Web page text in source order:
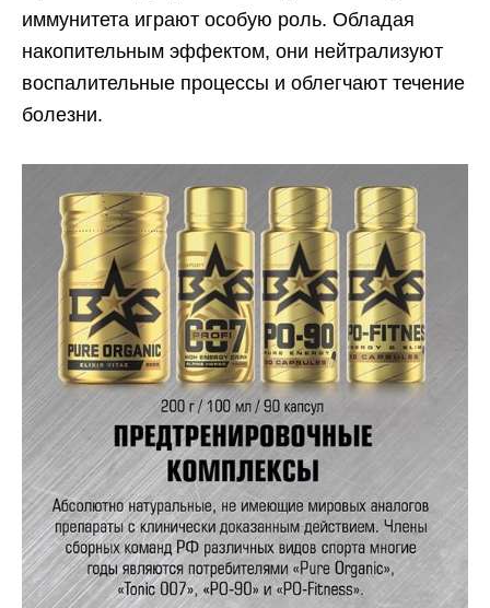
иммунитета играют особую роль. Обладая
накопительным эффектом, они нейтрализуют
воспалительные процессы и облегчают течение
болезни.